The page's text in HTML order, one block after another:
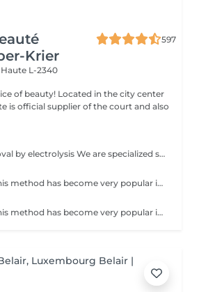
Krier
597
L-2340
in the city center
is official supplier of the court and also
Permanent hair removal by electrolysis We are specialized since 1970 in permanent hair removal by electrolysis, the effectiveness of this method of permanent hair removal is indisputable. Electrolysis allows permanent removal of the cells responsible for hair growth by inserting a filament into the hair follicle and applying a high-speed current adjusted according to the hair and the targeted region. All skin and hair colors as well as all regions can be treated efficiently and without any compromise.
Sugar hair removal This method has become very popular in our institute. The sugar paste is 100% natural. It is based on millennial recipes from the Middle East and contains exclusively water and sugar, without any chemical, aromatic or coloring substance. The paste is hypoallergenic and does not cause skin irritation. It applies to all areas. The paste is massaged inside the follicle, it envelops the hairs, surrounds them and lubricates them. The extraction is done in the natural direction of hair growth. There is no broken hair left in the follicle. This technique does not cause redness or irritation of the skin. Non-negligible advantage is the fact that it is not necessary to have a certain length of hair as with wax, the sugar effectively removes very short hair. The sugar withdraws without tapes. We also recommend this method to teenagers for their first depilations and to people who want full hair removal, because it is much less painful than waxing.
Sugar hair removal This method has become very popular in our institute. The sugar paste is 100% natural. It is based on millennial recipes from the Middle East and contains exclusively water and sugar, without any chemical, aromatic or coloring substance. The paste is hypoallergenic and does not cause skin irritation. It applies to all areas. The paste is massaged inside the follicle, it envelops the hairs, surrounds them and lubricates them. The extraction is done in the natural direction of hair growth. There is no broken hair left in the follicle. This technique does not cause redness or irritation of the skin. Non-negligible advantage is the fact that it is not necessary to have a certain length of hair as with wax, the sugar effectively removes very short hair. The sugar withdraws without bands. We also recommend this method to teenagers for their first depilations and to people who want full hair removal, because it is much less painful than waxing.